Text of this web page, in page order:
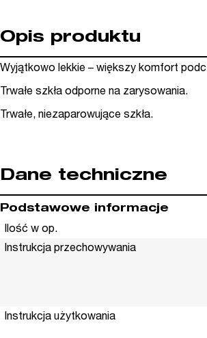
Opis produktu
Wyjątkowo lekkie – większy komfort
Trwałe szkła odporne na zarysowania.
Trwałe, niezaparowujące szkła.
Dane techniczne
Podstawowe informacje
Ilość w op.
Instrukcja przechowywania
Instrukcja użytkowania